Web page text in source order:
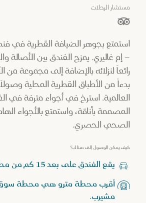
مستشار الرحلات
نجوم من أصل 5 نجوم بناءً على
استمتع بجوهر الضيافة القطرية في
– إم غاليري. يمزج الفندق بين الأصالة
رائعاً لنزلائه بالإضافة إلى مجموعة من
بدءاً من الأطباق القطرية المحلية
العالمية. استرخِ في أجواء مترفة في
المصممة بأناقة، واستمتع بالأجواء
الصحي الحصري.
كيف يمكن الوصول إلى هناك؟
يقع الفندق على بعد 15 كم من مطار حمد الدولي.
أقرب محطة مترو هي محطة
مشيرب.